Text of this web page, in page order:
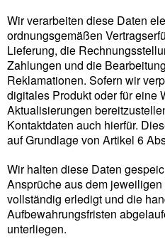
Wir verarbeiten diese Daten
ordnungsgemäßen
Lieferung, die
Zahlungen und die
Reklamationen. Sofern wir
digitales Produkt oder für eine
Aktualisierungen
Kontaktdaten auch hierfür.
auf Grundlage von Artikel 6
Wir halten diese Daten
Ansprüche aus dem
vollständig erledigt und die
Aufbewahrungsfristen
unterliegen.